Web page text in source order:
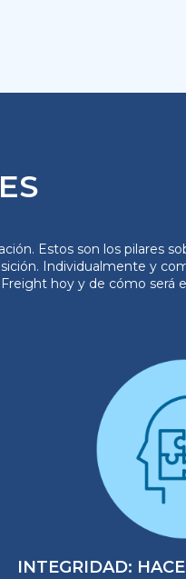
Estos son los pilares
Individualmente y
hoy y de cómo será
INTEGRIDAD: